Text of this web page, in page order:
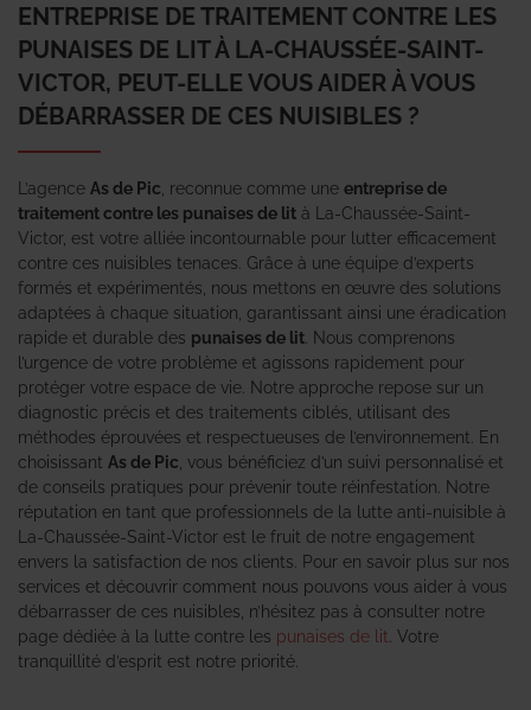
ENTREPRISE DE TRAITEMENT CONTRE LES
PUNAISES DE LIT À LA-CHAUSSÉE-SAINT-
VICTOR, PEUT-ELLE VOUS AIDER À VOUS
DÉBARRASSER DE CES NUISIBLES ?
L’agence As de Pic , reconnue comme une entreprise de
traitement contre les punaises de lit à La-Chaussée-Saint-
Victor, est votre alliée incontournable pour lutter efficacement
contre ces nuisibles tenaces. Grâce à une équipe d’experts
formés et expérimentés, nous mettons en œuvre des solutions
adaptées à chaque situation, garantissant ainsi une éradication
rapide et durable des punaises de lit . Nous comprenons
l’urgence de votre problème et agissons rapidement pour
protéger votre espace de vie. Notre approche repose sur un
diagnostic précis et des traitements ciblés, utilisant des
méthodes éprouvées et respectueuses de l’environnement. En
choisissant As de Pic , vous bénéficiez d’un suivi personnalisé et
de conseils pratiques pour prévenir toute réinfestation. Notre
réputation en tant que professionnels de la lutte anti-nuisible à
La-Chaussée-Saint-Victor est le fruit de notre engagement
envers la satisfaction de nos clients. Pour en savoir plus sur nos
services et découvrir comment nous pouvons vous aider à vous
débarrasser de ces nuisibles, n’hésitez pas à consulter notre
page dédiée à la lutte contre les punaises de lit . Votre
tranquillité d’esprit est notre priorité.